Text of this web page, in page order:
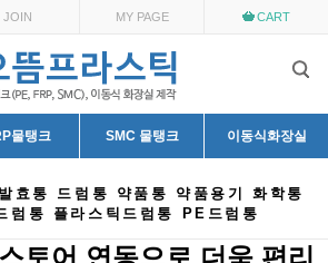
JOIN MY PAGE CART
물탱크 SMC 물탱크 이동식화장실
효통 드럼통 약품통 약품용기 화학통
럼통 플라스틱드럼통 PE드럼통
토어 연동으로 더욱 편리